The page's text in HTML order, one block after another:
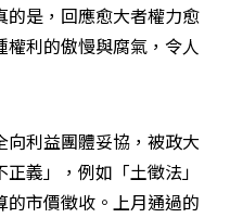
是，回應愈大者權力愈
利的傲慢與腐氣，令人
利益團體妥協，被政大
義」，例如「土徵法」
市價徵收。上月通過的